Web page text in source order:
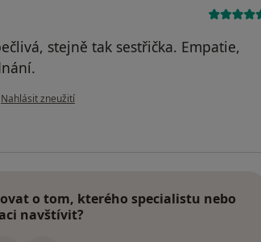
stejně tak sestřička. Empatie,
podle názoru uživatele A. H.
Nahlásit zneužití
o tom, kterého specialistu nebo
navštívit?